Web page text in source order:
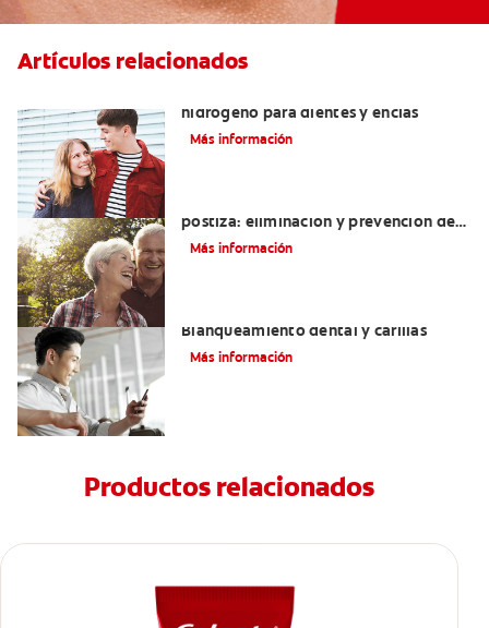
Artículos relacionados
hidrógeno para dientes y encías
Más información
postiza: eliminación y prevención de
manchas
Más información
Blanqueamiento dental y carillas
Más información
Productos relacionados